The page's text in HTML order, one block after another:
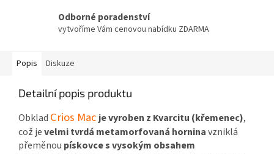
Odborné poradenství
vytvoříme Vám cenovou nabídku ZDARMA
Popis Diskuze
Detailní popis produktu
Obklad Crios Mac je vyroben z Kvarcitu (křemenec),
což jevelmi tvrdá metamorfovaná horninavzniklá
přeměnou pískovce s vysokým obsahem